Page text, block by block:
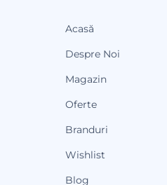
Acasă
Despre Noi
Magazin
Oferte
Branduri
Wishlist
Blog